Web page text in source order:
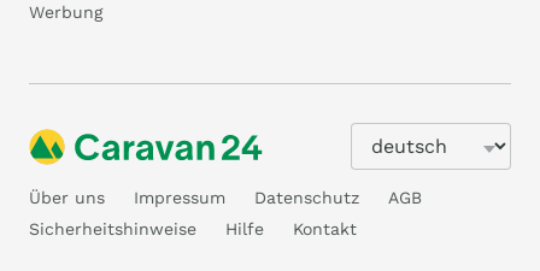
Werbung
Über uns Impressum Datenschutz
AGB
Sicherheitshinweise
Hilfe Kontakt